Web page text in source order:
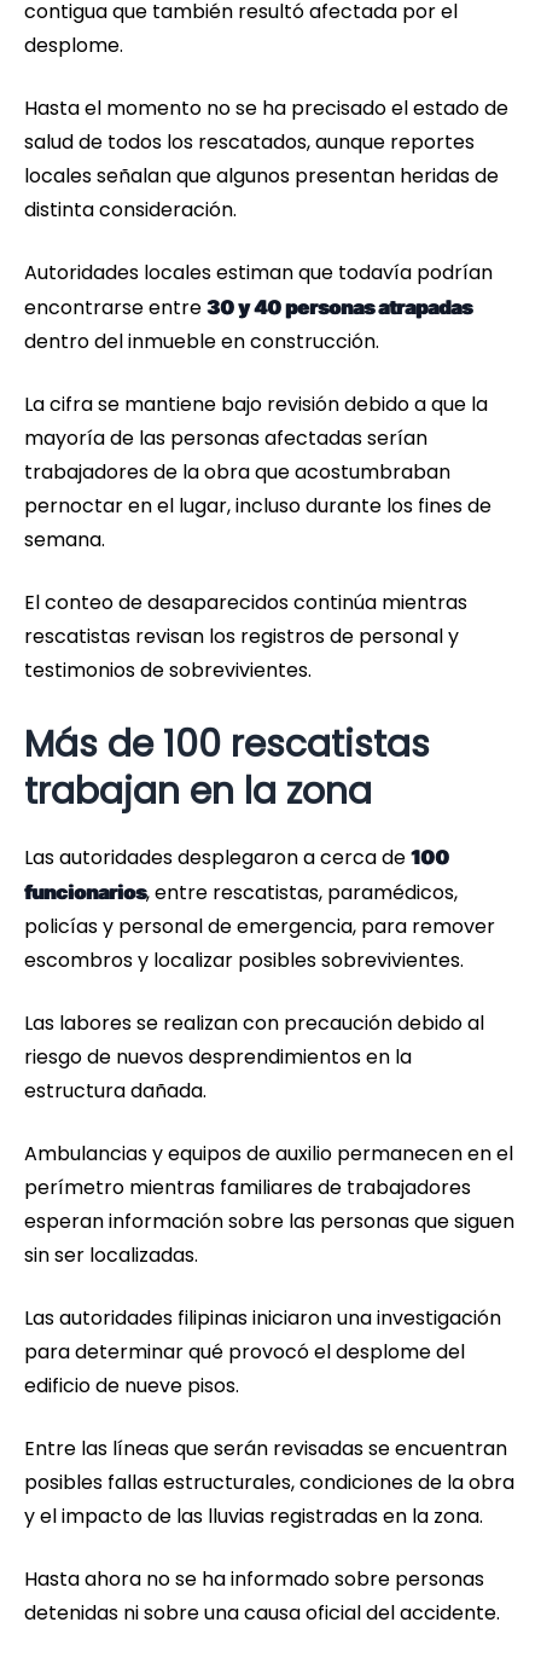
contigua que también resultó afectada por el
desplome.
Hasta el momento no se ha precisado el estado de
salud de todos los rescatados, aunque reportes
locales señalan que algunos presentan heridas de
distinta consideración.
Autoridades locales estiman que todavía podrían
encontrarse entre 30 y 40 personas atrapadas
dentro del inmueble en construcción.
La cifra se mantiene bajo revisión debido a que la
mayoría de las personas afectadas serían
trabajadores de la obra que acostumbraban
pernoctar en el lugar, incluso durante los fines de
semana.
El conteo de desaparecidos continúa mientras
rescatistas revisan los registros de personal y
testimonios de sobrevivientes.
Más de 100 rescatistas
trabajan en la zona
Las autoridades desplegaron a cerca de 100
funcionarios, entre rescatistas, paramédicos,
policías y personal de emergencia, para remover
escombros y localizar posibles sobrevivientes.
Las labores se realizan con precaución debido al
riesgo de nuevos desprendimientos en la
estructura dañada.
Ambulancias y equipos de auxilio permanecen en el
perímetro mientras familiares de trabajadores
esperan información sobre las personas que siguen
sin ser localizadas.
Las autoridades filipinas iniciaron una investigación
para determinar qué provocó el desplome del
edificio de nueve pisos.
Entre las líneas que serán revisadas se encuentran
posibles fallas estructurales, condiciones de la obra
y el impacto de las lluvias registradas en la zona.
Hasta ahora no se ha informado sobre personas
detenidas ni sobre una causa oficial del accidente.